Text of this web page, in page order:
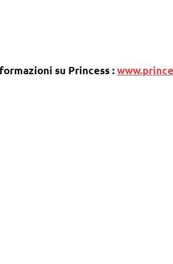
su Princess :